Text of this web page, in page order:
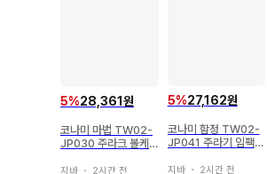
5%28,361원
코나미 마법 TW02-
JP030 주라크 볼케
지바 ・ 2시간 전
5%27,162원
코나미 함정 TW02-
JP041 주라기 임팩트
지바・ 2시간 전